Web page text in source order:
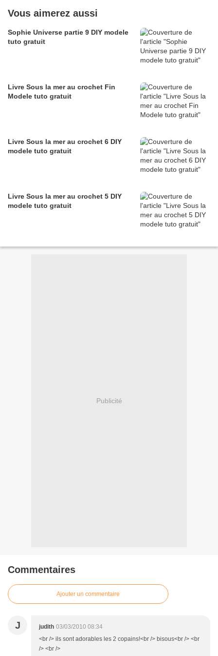
Vous aimerez aussi
Sophie Universe partie 9 DIY modele
tuto gratuit
Livre Sous la mer au crochet Fin
Modele tuto gratuit
Livre Sous la mer au crochet 6 DIY
modele tuto gratuit
Livre Sous la mer au crochet 5 DIY
modele tuto gratuit
Publicité
Commentaires
Ajouter un commentaire
J judith 03/03/2010 08:34
<br /> ils sont adorables les 2 copains!<br /> bisous<br /> <br
/> <br />